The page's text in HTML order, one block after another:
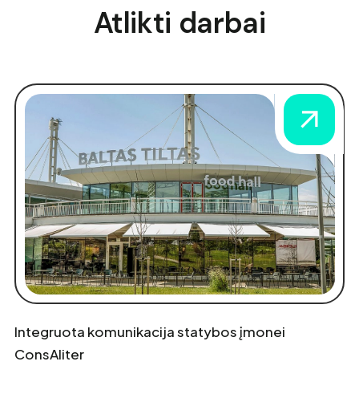
Atlikti darbai
Integruota komunikacija statybos įmonei
ConsAliter